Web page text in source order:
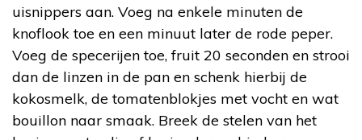
uisnippers aan. Voeg na enkele minuten de
knoflook toe en een minuut later de rode peper.
Voeg de specerijen toe, fruit 20 seconden en strooi
dan de linzen in de pan en schenk hierbij de
kokosmelk, de tomatenblokjes met vocht en wat
bouillon naar smaak. Breek de stelen van het